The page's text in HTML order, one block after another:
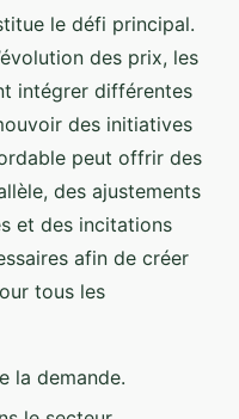
le défi principal.
des prix, les
intégrer différentes
des initiatives
peut offrir des
des ajustements
et des incitations
afin de créer
tous les
la demande.